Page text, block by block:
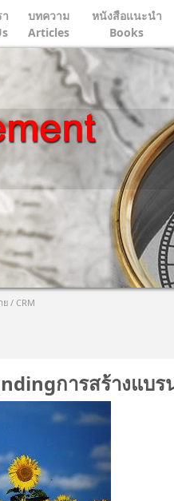
บทความ
Articles
หนังสือแนะนำ
Books
/ CRM
การสร้างแบร